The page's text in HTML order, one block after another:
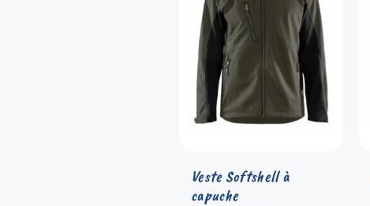
Veste Softshell à
capuche